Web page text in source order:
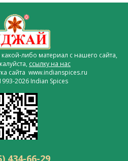
либо материал с нашего сайта,
ссылку на нас
сайта www.indianspices.ru
2026 Indian Spices
434-66-29